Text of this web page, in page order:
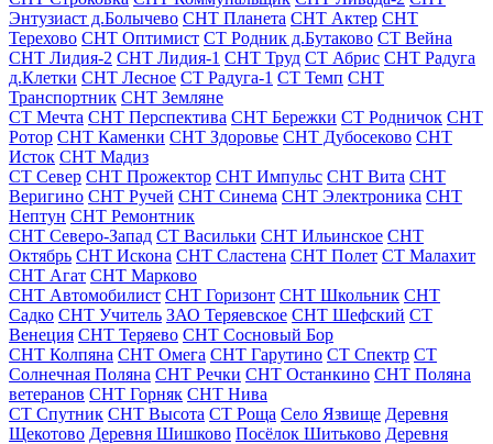
Энтузиаст д.Болычево СНТ Планета СНТ Актер СНТ
Терехово СНТ Оптимист СТ Родник д.Бутаково СТ Вейна
СНТ Лидия-2 СНТ Лидия-1 СНТ Труд СТ Абрис СНТ Радуга
д.Клетки СНТ Лесное СТ Радуга-1 СТ Темп СНТ
Транспортник СНТ Земляне
СТ Мечта СНТ Перспектива СНТ Бережки СТ Родничок СНТ
Ротор СНТ Каменки СНТ Здоровье СНТ Дубосеково СНТ
Исток СНТ Мадиз
СТ Север СНТ Прожектор СНТ Импульс СНТ Вита СНТ
Веригино СНТ Ручей СНТ Синема СНТ Электроника СНТ
Нептун СНТ Ремонтник
СНТ Северо-Запад СТ Васильки СНТ Ильинское СНТ
Октябрь СНТ Искона СНТ Сластена СНТ Полет СТ Малахит
СНТ Агат СНТ Марково
СНТ Автомобилист СНТ Горизонт СНТ Школьник СНТ
Садко СНТ Учитель ЗАО Теряевское СНТ Шефский СТ
Венеция СНТ Теряево СНТ Сосновый Бор
СНТ Колпяна СНТ Омега СНТ Гарутино СТ Спектр СТ
Солнечная Поляна СНТ Речки СНТ Останкино СНТ Поляна
ветеранов СНТ Горняк СНТ Нива
СТ Спутник СНТ Высота СТ Роща Село Язвище Деревня
Щекотово Деревня Шишково Посёлок Шитьково Деревня